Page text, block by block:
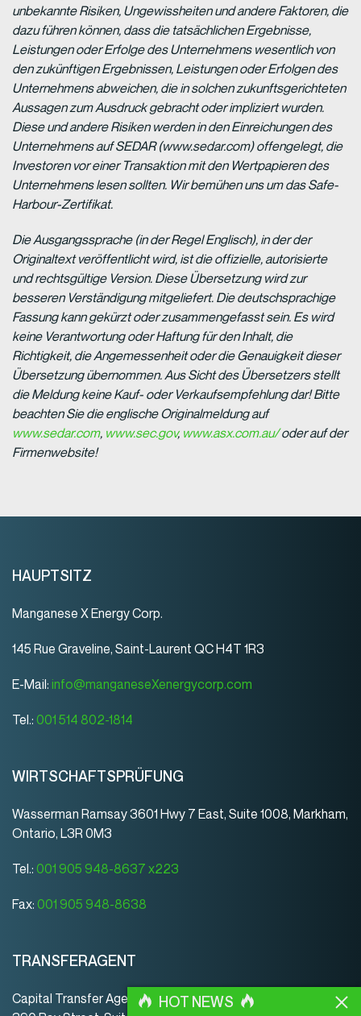
unbekannte Risiken, Ungewissheiten und andere Faktoren, die
dazu führen können, dass die tatsächlichen Ergebnisse,
Leistungen oder Erfolge des Unternehmens wesentlich von
den zukünftigen Ergebnissen, Leistungen oder Erfolgen des
Unternehmens abweichen, die in solchen zukunftsgerichteten
Aussagen zum Ausdruck gebracht oder impliziert wurden.
Diese und andere Risiken werden in den Einreichungen des
Unternehmens auf SEDAR (www.sedar.com) offengelegt, die
Investoren vor einer Transaktion mit den Wertpapieren des
Unternehmens lesen sollten. Wir bemühen uns um das Safe-
Harbour-Zertifikat.
Die Ausgangssprache (in der Regel Englisch), in der der
Originaltext veröffentlicht wird, ist die offizielle, autorisierte
und rechtsgültige Version. Diese Übersetzung wird zur
besseren Verständigung mitgeliefert. Die deutschsprachige
Fassung kann gekürzt oder zusammengefasst sein. Es wird
keine Verantwortung oder Haftung für den Inhalt, die
Richtigkeit, die Angemessenheit oder die Genauigkeit dieser
Übersetzung übernommen. Aus Sicht des Übersetzers stellt
die Meldung keine Kauf- oder Verkaufsempfehlung dar! Bitte
beachten Sie die englische Originalmeldung auf
www.sedar.com, www.sec.gov, www.asx.com.au/oder auf der
Firmenwebsite!
HAUPTSITZ
Manganese X Energy Corp.
145 Rue Graveline, Saint-Laurent QC H4T 1R3
E-Mail: info@manganeseXenergycorp.com
Tel.: 001 514 802-1814
WIRTSCHAFTSPRÜFUNG
Wasserman Ramsay 3601 Hwy 7 East, Suite 1008, Markham,
Ontario, L3R 0M3
Tel.: 001 905 948-8637 x223
Fax: 001 905 948-8638
TRANSFERAGENT
Capital Transfer Agency
HOT NEWS